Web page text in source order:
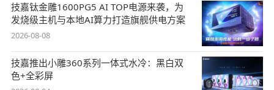
技嘉钛金雕1600PG5 AI TOP电源来袭，为
发烧级主机与本地AI算力打造旗舰供电方案
2026-08-08
技嘉推出小雕360系列一体式水冷：黑白双
色+全彩屏